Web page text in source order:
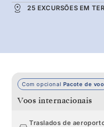
25 EXCURSÕES EM
Com opcional Pacote de voo
Voos internacionais
Traslados de